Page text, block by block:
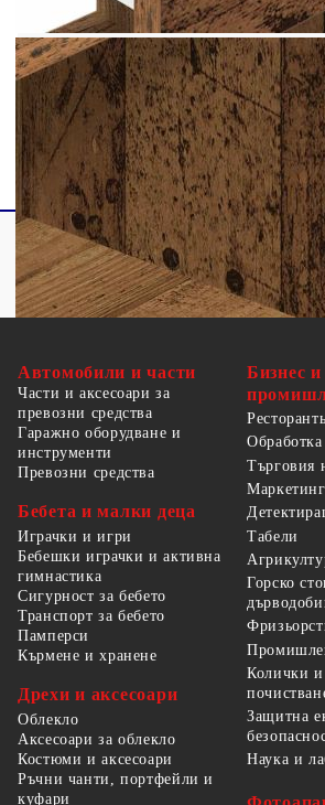
Доставката съдържа:
2 x Нощни шкафчета
Автомобили и части
Части и аксесоари за
превозни средства
Гаражно оборудване и
инструменти
Превозни средства
Бебета и малки деца
Играчки и игри
Бебешки играчки и активна
гимнастика
Сигурност за бебето
Транспорт за бебето
Памперси
Кърмене и хранене
Дрехи и аксесоари
Облекло
Аксесоари за облекло
Костюми и аксесоари
Ръчни чанти, портфейли и
куфари
Бизнес и
Търговия
Табели
Горско
Колички и
Защитна
Наука и